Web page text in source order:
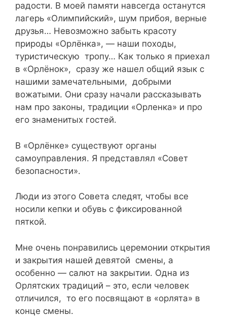
радости. В моей памяти навсегда останутся
лагерь «Олимпийский», шум прибоя, верные
друзья… Невозможно забыть красоту
природы «Орлёнка», — наши походы,
туристическую тропу… Как только я приехал
в «Орлёнок», сразу же нашел общий язык с
нашими замечательными, добрыми
вожатыми. Они сразу начали рассказывать
нам про законы, традиции «Орленка» и про
его знаменитых гостей.
В «Орлёнке» существуют органы
самоуправления. Я представлял «Совет
безопасности».
Люди из этого Совета следят, чтобы все
носили кепки и обувь с фиксированной
пяткой.
Мне очень понравились церемонии открытия
и закрытия нашей девятой смены, а
особенно — салют на закрытии. Одна из
Орлятских традиций – это, если человек
отличился, то его посвящают в «орлята» в
конце смены.